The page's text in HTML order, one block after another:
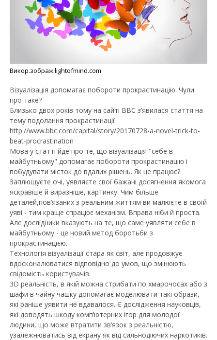
Викор.зображ.lightofmind.com
Візуалізація допомагає побороти прокрастинацію. Чули
про таке?
Близько двох років тому на сайті ВВС з’явилася стаття на
тему подолання прокрастинації
http://www.bbc.com/capital/story/20170728-a-novel-trick-to-
beat-procrastination
Мова у статті йде про те, що візуалізація "себе в
майбутньому" допомагає побороти прокрастинацію і
побудувати місток до вдалих рішень. Як це працює?
Заплющуєте очі, уявляєте свої бажані досягнення якомога
яскравіше й виразніше, картинку. Чим більше
деталей,пов’язаних з реальним життям ви малюєте в своїй
уяві - тим краще спрацює механізм. Вправа ніби й проста.
Але дослідники вказують на те, що саме уявляти себе в
майбутньому - це новий метод боротьби з
прокрастинацією.
Технологія візуалізації стара як світ, але продовжує
вдосконалюватися відповідно до умов, що змінюють
свідомість користувачів.
3D реальність, в якій можна стрибати по хмарочосах або з
шафи в чайну чашку допомагає моделювати такі образи,
які раніше уявити не вдавалося. Є дослідження науковців,
які доводять шкоду комп’ютерних ігор для молодої
людини, що може втратити зв’язок з реальністю,
узалежнюватись від екрану як від сильнодіючих наркотиків.